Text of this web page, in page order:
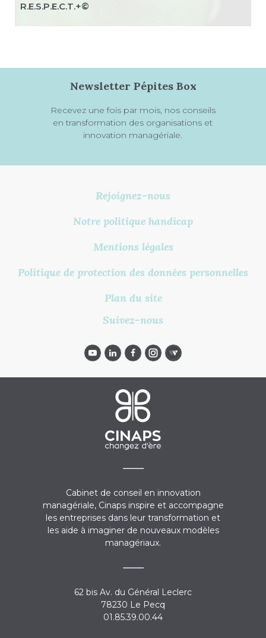
R.E.S.P.E.C.T.+©
Cabinet de conseil en innovation
managériale, Cinaps inspire et accompagne
les entreprises dans leur transformation et
les aide à imaginer de nouveaux modèles
managériaux.
62 bis Av. du Général Leclerc
78230 Le Pecq
01.85.39.00.44
Rejoignez-nous
Notre politique handicap
Mentions légales
Politique de protection des données personnelles
Plan du site
Suivez-nous
Newsletter Pépites Box
Recevez une fois par mois, nos conseils
en transformation des organisations et
innovation managériale.